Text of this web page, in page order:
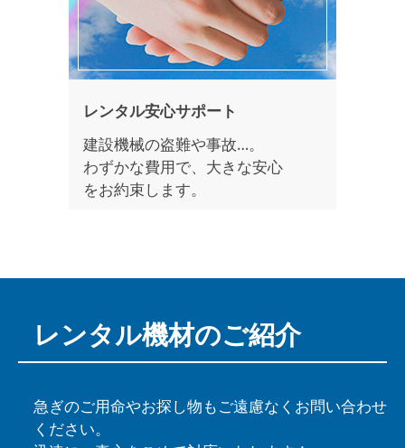
レンタル安心サポート
建設機械の盗難や事故…。
わずかな費用で、大きな安心
をお約束します。
レンタル機材のご紹介
急ぎのご用命やお探し物もご遠慮なくお問い合わせ
ください。